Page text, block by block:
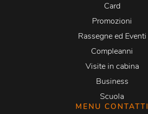
Card
Promozioni
Rassegne ed Eventi
Compleanni
Visite in cabina
Business
Scuola
MENU CONTATTI